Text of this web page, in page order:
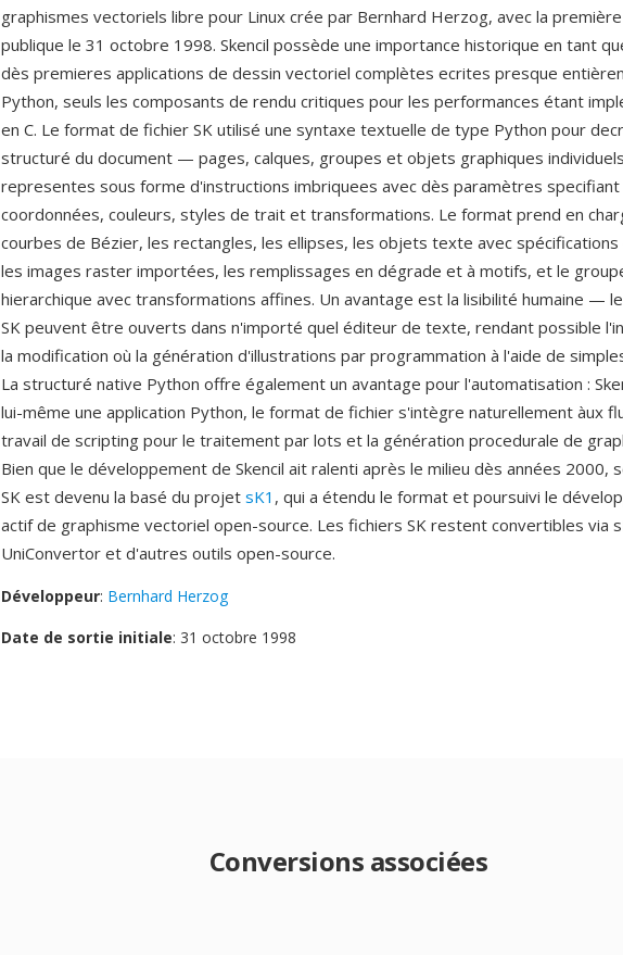
graphismes vectoriels libre pour Linux crée par Bernhard Herzog, avec la
publique le 31 octobre 1998. Skencil possède une importance historique en tant
dès premieres applications de dessin vectoriel complètes ecrites presque
Python, seuls les composants de rendu critiques pour les performances étant
en C. Le format de fichier SK utilisé une syntaxe textuelle de type Python pour
structuré du document — pages, calques, groupes et objets graphiques
representes sous forme d'instructions imbriquees avec dès paramètres specifiant
coordonnées, couleurs, styles de trait et transformations. Le format prend en
courbes de Bézier, les rectangles, les ellipses, les objets texte avec spécifications
les images raster importées, les remplissages en dégrade et à motifs, et le
hierarchique avec transformations affines. Un avantage est la lisibilité humaine —
SK peuvent être ouverts dans n'importé quel éditeur de texte, rendant possible
la modification où la génération d'illustrations par programmation à l'aide de
La structuré native Python offre également un avantage pour l'automatisation :
lui-même une application Python, le format de fichier s'intègre naturellement àux
travail de scripting pour le traitement par lots et la génération procedurale de
Bien que le développement de Skencil ait ralenti après le milieu dès années 2000,
SK est devenu la basé du projet sK1 , qui a étendu le format et poursuivi le
actif de graphisme vectoriel open-source. Les fichiers SK restent convertibles via
UniConvertor et d'autres outils open-source.
Développeur: Bernhard Herzog
Date de sortie initiale: 31 octobre 1998
Conversions associées